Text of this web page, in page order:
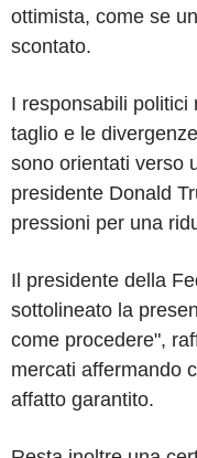
ottimista, come se
scontato.
I responsabili politici
taglio e le
sono orientati verso
presidente Donald
pressioni per una
Il presidente della
sottolineato la
come procedere",
mercati affermando
affatto garantito.